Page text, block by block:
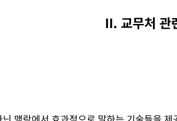
II. 교무처 관